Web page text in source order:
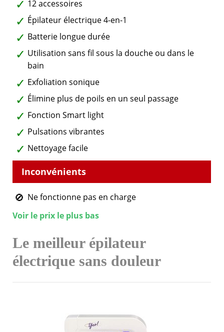
12 accessoires
Épilateur électrique 4-en-1
Batterie longue durée
Utilisation sans fil sous la douche ou dans le
bain
Exfoliation sonique
Élimine plus de poils en un seul passage
Fonction Smart light
Pulsations vibrantes
Nettoyage facile
Ne fonctionne pas en charge
Voir le prix le plus bas
Le meilleur épilateur
électrique sans douleur